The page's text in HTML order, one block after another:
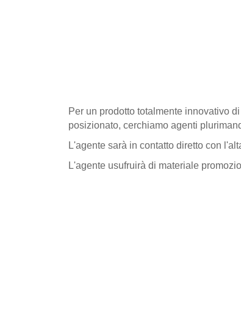
Per un prodotto totalmente innovativo
posizionato, cerchiamo agenti
L'agente sarà in contatto diretto con
L'agente usufruirà di materiale